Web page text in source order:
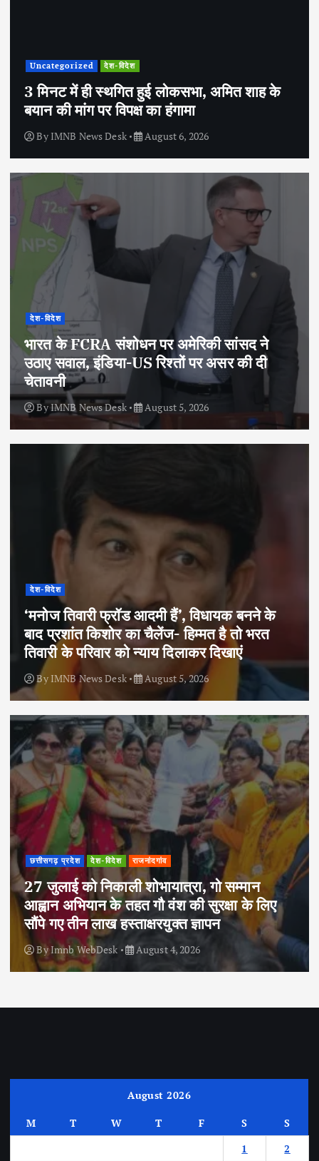
Uncategorized देश-विदेश
3 मिनट में ही स्थगित हुई लोकसभा, अमित शाह के
बयान की मांग पर विपक्ष का हंगामा
By IMNB News Desk August 6, 2026
देश-विदेश
भारत के FCRA संशोधन पर अमेरिकी सांसद ने
उठाए सवाल, इंडिया-US रिश्तों पर असर की दी
चेतावनी
ByIMNB News Desk August 5, 2026
देश-विदेश
‘मनोज तिवारी फ्रॉड आदमी हैं’, विधायक बनने के
बाद प्रशांत किशोर का चैलेंज- हिम्मत है तो भरत
तिवारी के परिवार को न्याय दिलाकर दिखाएं
By IMNB News Desk August 5, 2026
छत्तीसगढ़ प्रदेश देश-विदेश राजनांदगांव
27 जुलाई को निकाली शोभायात्रा, गो सम्मान
आह्वान अभियान के तहत गौ वंश की सुरक्षा के लिए
सौंपे गए तीन लाख हस्ताक्षरयुक्त ज्ञापन
ByImnb WebDesk August 4, 2026
August 2026
M T W T F S
S
1
2